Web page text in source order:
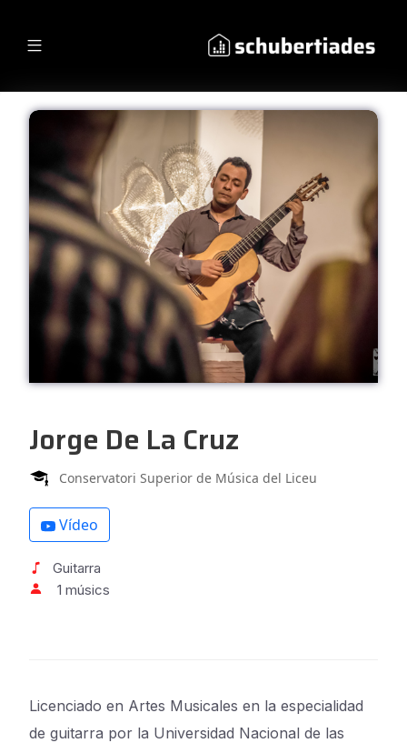
Jorge De La Cruz
Conservatori Superior de Música del Liceu
Vídeo
Guitarra
1 músics
Licenciado en Artes Musicales en la especialidad
de guitarra por la Universidad Nacional de las